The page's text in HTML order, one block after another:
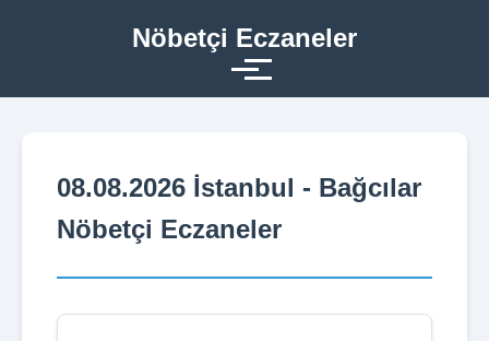
Nöbetçi Eczaneler
08.08.2026 İstanbul - Bağcılar
Nöbetçi Eczaneler